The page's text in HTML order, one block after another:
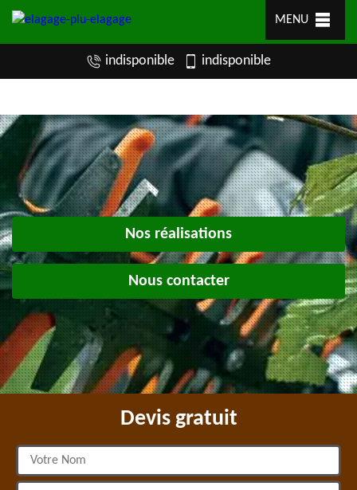
MENU
indisponible indisponible
Nos réalisations
Nous contacter
Devis gratuit